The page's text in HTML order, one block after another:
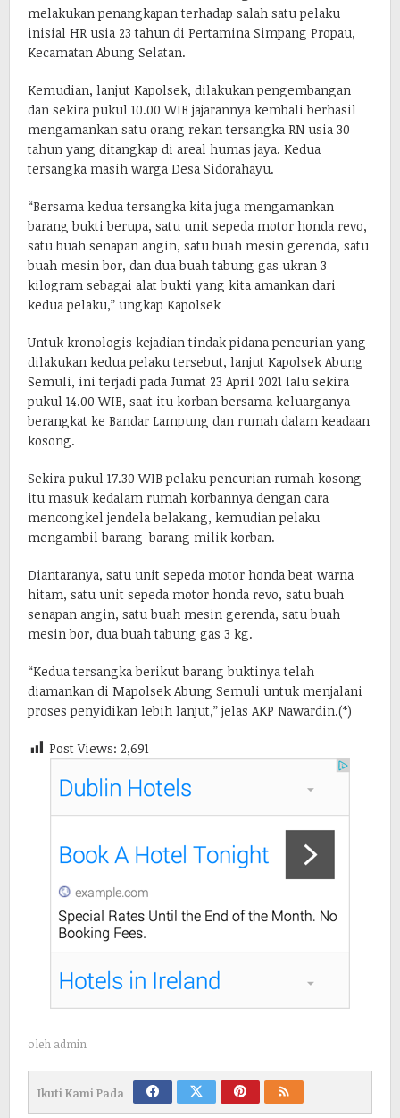
melakukan penangkapan terhadap salah satu pelaku
inisial HR usia 23 tahun di Pertamina Simpang Propau,
Kecamatan Abung Selatan.
Kemudian, lanjut Kapolsek, dilakukan pengembangan
dan sekira pukul 10.00 WIB jajarannya kembali berhasil
mengamankan satu orang rekan tersangka RN usia 30
tahun yang ditangkap di areal humas jaya. Kedua
tersangka masih warga Desa Sidorahayu.
“Bersama kedua tersangka kita juga mengamankan
barang bukti berupa, satu unit sepeda motor honda revo,
satu buah senapan angin, satu buah mesin gerenda, satu
buah mesin bor, dan dua buah tabung gas ukran 3
kilogram sebagai alat bukti yang kita amankan dari
kedua pelaku,” ungkap Kapolsek
Untuk kronologis kejadian tindak pidana pencurian yang
dilakukan kedua pelaku tersebut, lanjut Kapolsek Abung
Semuli, ini terjadi pada Jumat 23 April 2021 lalu sekira
pukul 14.00 WIB, saat itu korban bersama keluarganya
berangkat ke Bandar Lampung dan rumah dalam keadaan
kosong.
Sekira pukul 17.30 WIB pelaku pencurian rumah kosong
itu masuk kedalam rumah korbannya dengan cara
mencongkel jendela belakang, kemudian pelaku
mengambil barang-barang milik korban.
Diantaranya, satu unit sepeda motor honda beat warna
hitam, satu unit sepeda motor honda revo, satu buah
senapan angin, satu buah mesin gerenda, satu buah
mesin bor, dua buah tabung gas 3 kg.
“Kedua tersangka berikut barang buktinya telah
diamankan di Mapolsek Abung Semuli untuk menjalani
proses penyidikan lebih lanjut,” jelas AKP Nawardin.(*)
Post Views: 2,691
oleh admin
Ikuti Kami Pada